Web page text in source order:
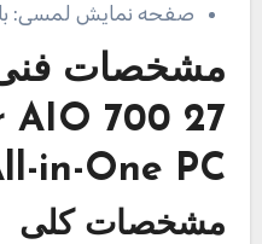
صفحه نمایش لمسی:
مشخصات
AIO 700 27
in-One PC
مشخصات کلی